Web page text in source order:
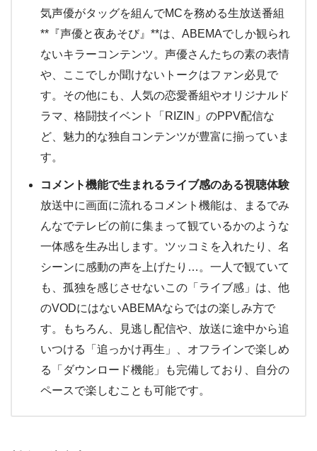
気声優がタッグを組んでMCを務める生放送番組
**『声優と夜あそび』**は、ABEMAでしか観られ
ないキラーコンテンツ。声優さんたちの素の表情
や、ここでしか聞けないトークはファン必見で
す。その他にも、人気の恋愛番組やオリジナルド
ラマ、格闘技イベント「RIZIN」のPPV配信な
ど、魅力的な独自コンテンツが豊富に揃っていま
す。
コメント機能で生まれるライブ感のある視聴体験
放送中に画面に流れるコメント機能は、まるでみ
んなでテレビの前に集まって観ているかのような
一体感を生み出します。ツッコミを入れたり、名
シーンに感動の声を上げたり…。一人で観ていて
も、孤独を感じさせないこの「ライブ感」は、他
のVODにはないABEMAならではの楽しみ方で
す。もちろん、見逃し配信や、放送に途中から追
いつける「追っかけ再生」、オフラインで楽しめ
る「ダウンロード機能」も完備しており、自分の
ペースで楽しむことも可能です。